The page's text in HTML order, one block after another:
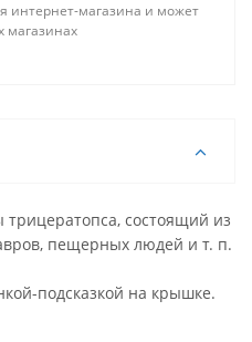
интернет-магазина и может
магазинах
состоящий из
пещерных людей и т. п.
подсказкой на крышке.